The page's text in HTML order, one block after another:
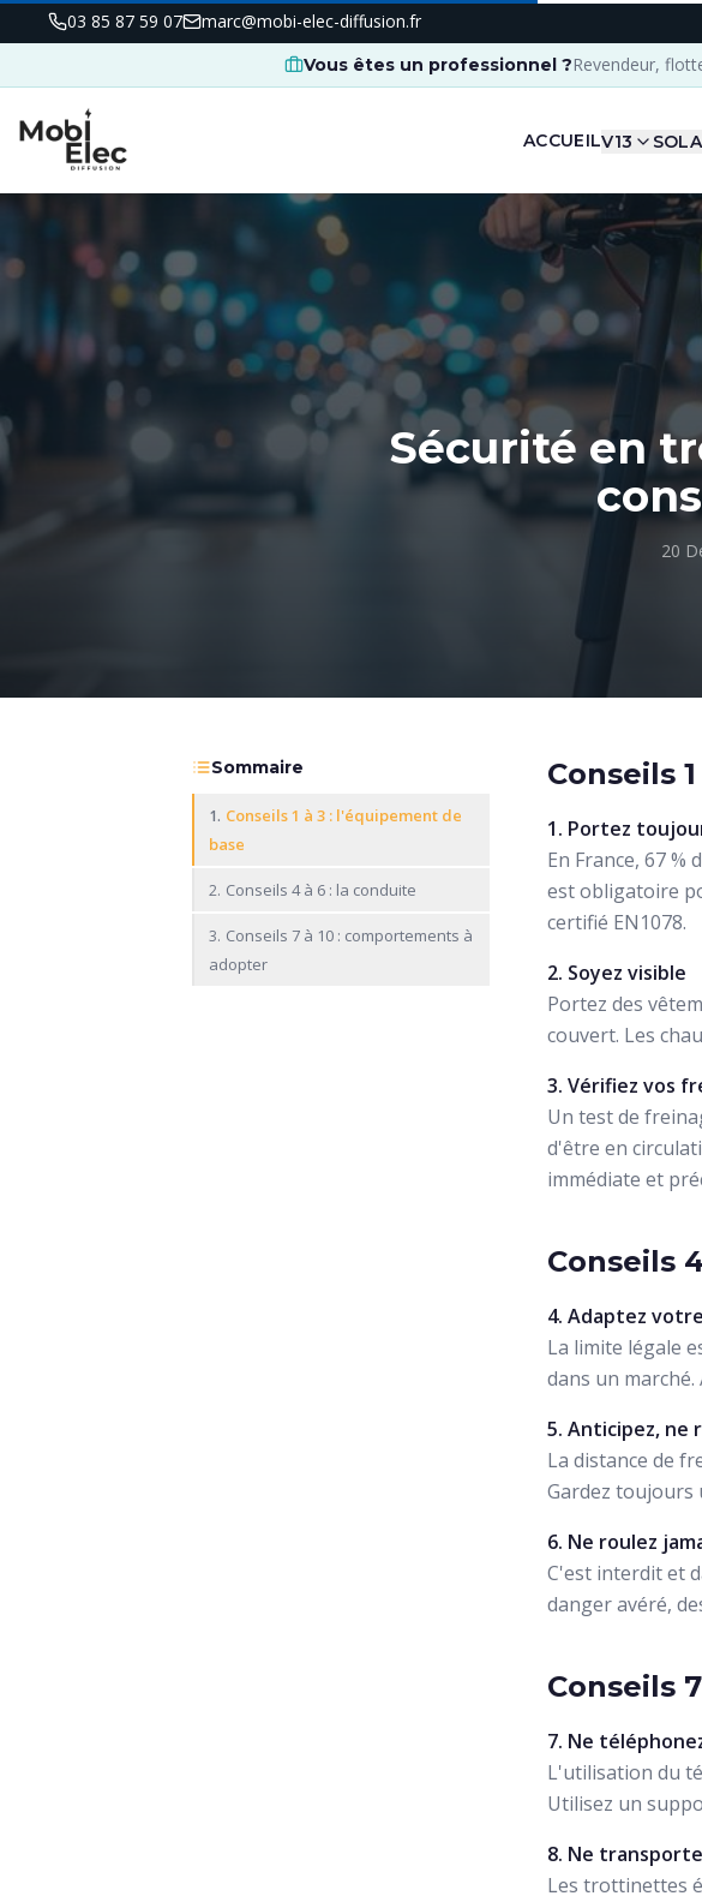
03 85 87 59 07 marc@mobi-elec-diffusion.fr
Vous êtes un professionnel ?Revendeur,
ACCUEILV13
Sécurité en
20
Sommaire
1. Conseils 1 à 3 : l'équipement de
base
2. Conseils 4 à 6 : la conduite
3. Conseils 7 à 10 : comportements à
adopter
Conseils
1. Portez
En France, 67
est obligatoire
certifié EN1078.
2. Soyez visible
Portez des
couvert. Les
3. Vérifiez vos
Un test de
d'être en
immédiate et
Conseils
4. Adaptez
La limite légale
dans un
5. Anticipez, ne
La distance de
Gardez toujours
6. Ne roulez
C'est interdit et
danger avéré,
Conseils
7. Ne
L'utilisation du
Utilisez un
8. Ne
Les trottinettes